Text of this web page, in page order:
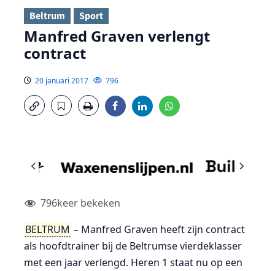
Beltrum Sport
Manfred Graven verlengt
contract
20 januari 2017 796
796keer bekeken
BELTRUM – Manfred Graven heeft zijn contract
als hoofdtrainer bij de Beltrumse vierdeklasser
met een jaar verlengd. Heren 1 staat nu op een